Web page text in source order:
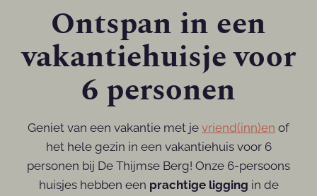
Ontspan in een
vakantiehuisje voor
6 personen
Geniet van een vakantie met je vriend(inn)en of
het hele gezin in een vakantiehuis voor 6
personen bij De Thijmse Berg! Onze 6-persoons
huisjes hebben een prachtige ligging in de